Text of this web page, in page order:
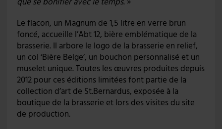
Le flacon, un Magnum de 1,5 litre en verre brun
foncé, accueille l’Abt 12, bière emblématique de la
brasserie. Il arbore le logo de la brasserie en relief,
un col ‘Bière Belge’, un bouchon personnalisé et un
muselet unique. Toutes les œuvres produites depuis
2012 pour ces éditions limitées font partie de la
collection d’art de St.Bernardus, exposée à la
boutique de la brasserie et lors des visites du site
de production.